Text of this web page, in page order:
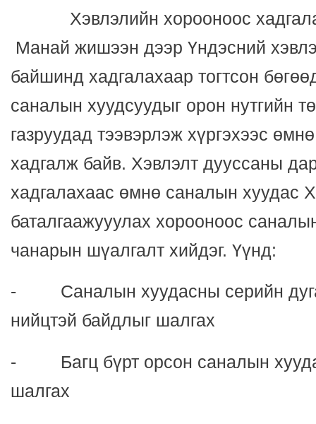
Хэвлэлийн хорооноос хадгалах
Манай жишээн дээр Үндэсний
байшинд хадгалахаар тогтсон
саналын хуудсуудыг орон нутгийн
газруудад тээвэрлэж хүргэхээс
хадгалж байв. Хэвлэлт дууссаны
хадгалахаас өмнө саналын хуудас
баталгаажууулах хорооноос
чанарын шүалгалт хийдэг. Үүнд:
- Саналын хуудасны серийн
нийцтэй байдлыг шалгах
- Багц бүрт орсон саналын
шалгах